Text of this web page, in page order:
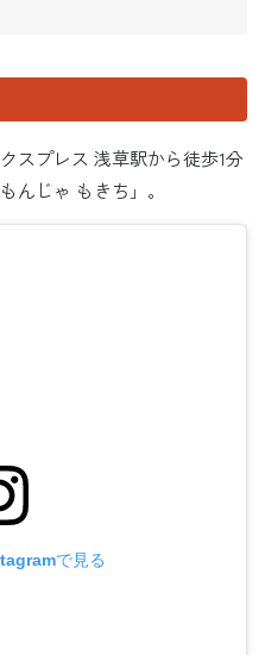
スプレス 浅草駅から徒歩1分
んじゃ もきち」。
で見る